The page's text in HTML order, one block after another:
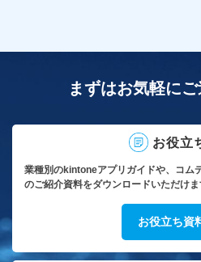
まずはお気軽に
お役立
業種別のkintoneアプリガイドや、コム
のご紹介資料をダウンロードいただけま
お役立ち資